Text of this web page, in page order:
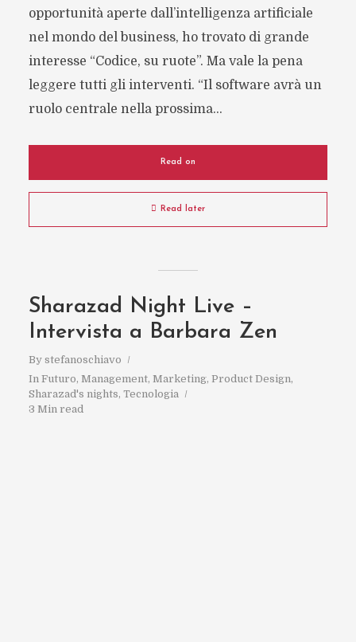
opportunità aperte dall’intelligenza artificiale
nel mondo del business, ho trovato di grande
interesse “Codice, su ruote”. Ma vale la pena
leggere tutti gli interventi. “Il software avrà un
ruolo centrale nella prossima...
Read on
Read later
Sharazad Night Live –
Intervista a Barbara Zen
By stefanoschiavo
In Futuro, Management, Marketing, Product Design,
Sharazad's nights, Tecnologia
3 Min read